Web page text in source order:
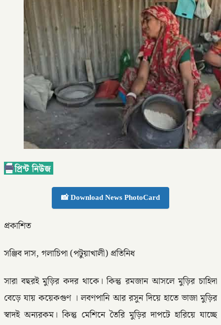
📸 Download News PhotoCard
প্রকাশিত
সঞ্জিব দাস, গলাচিপা (পটুয়াখালী) প্রতিনিধ
সারা বছরই মুড়ির কদর থাকে। কিন্তু রমজান আসলে মুড়ির চাহিদা
বেড়ে যায় কয়েকগুণ । লবণপানি আর রসুন দিয়ে হাতে ভাজা মুড়ির
স্বাদই অন্যরকম। কিন্তু মেশিনে তৈরি মুড়ির দাপটে হারিয়ে যাচ্ছে